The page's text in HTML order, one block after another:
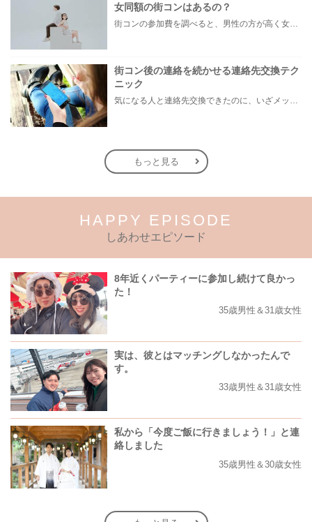
女同額の街コンはあるの？
街コンの参加費を調べると、男性の方が高く女性の方が安いという傾向がみられます。 なぜ男女で料金に差があるのでしょうか？ 本記事では、一般的な街コンの参加費用、街コンで男性の料金が高い理由、男女同額の街コンや女性の方が高い街コンについてご紹介します。
街コン後の連絡を続かせる連絡先交換テク
ニック
気になる人と連絡先交換できたのに、いざメッセージを送ってみたら返信がこない…ということは、街コンの出会いではよくあること。街コンでの連絡先交換の方法や、初回メッセージの内容、メッセージを送るタイミングでお相手に与える印象は大きく変わり、返信率が変動するため、連絡先交換ができたからといって、安心してはいけません。 街コンで出会ったお相手と連絡先交換をしたなら、一工夫加えてお相手からの返信率アップを狙いましょう！ 今回は、連絡先に関するよくある悩みや、返信率を上げるテクニックなどについて紹介していきます。
もっと見る
HAPPY EPISODE
しあわせエピソード
8年近くパーティーに参加し続けて良かっ
た！
35歳男性＆31歳女性
実は、彼とはマッチングしなかったんで
す。
33歳男性＆31歳女性
私から「今度ご飯に行きましょう！」と連
絡しました
35歳男性＆30歳女性